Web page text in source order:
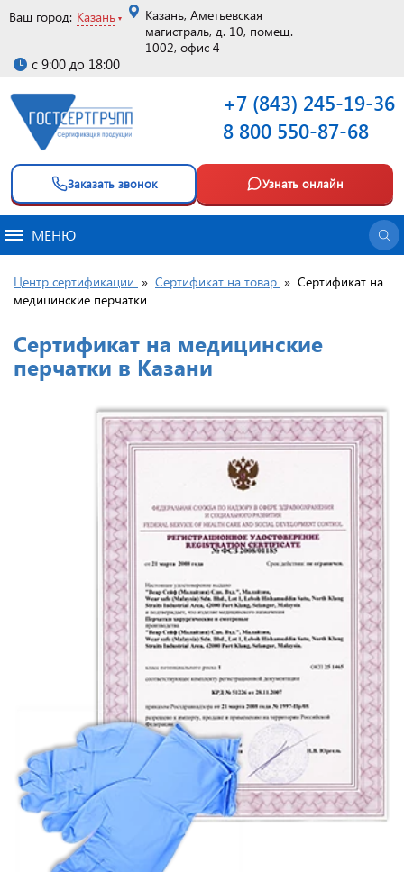
Ваш город: Казань
Казань, Аметьевская
магистраль, д. 10, помещ.
1002, офис 4
с 9:00 до 18:00
+7 (843) 245-19-36
8 800 550-87-68
Заказать звонок Узнать онлайн
МЕНЮ
Центр сертификации » Сертификат на товар » Сертификат на
медицинские перчатки
Сертификат на медицинские
перчатки в Казани